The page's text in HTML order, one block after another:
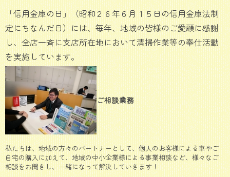
「信用金庫の日」（昭和２６年６月１５日の信用金庫法制
定にちなんだ日）には、毎年、地域の皆様のご愛顧に感謝
し、全店一斉に支店所在地において清掃作業等の奉仕活動
を実施しています。
ご相談業務
私たちは、地域の方々のパートナーとして、個人のお客様による車やご
自宅の購入に加えて、地域の中小企業様による事業相談など、様々なご
相談をお聞きし、一緒になって解決していきます！